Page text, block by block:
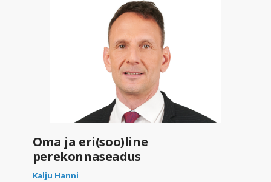
Oma ja eri(soo)line
perekonnaseadus
Kalju Hanni